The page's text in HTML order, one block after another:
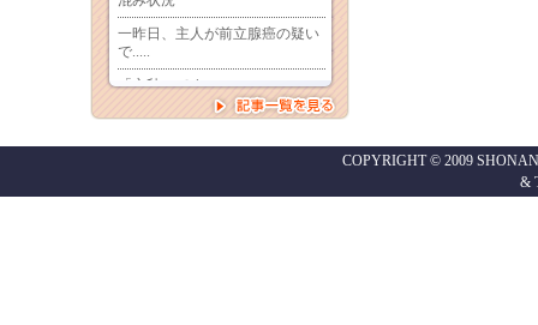
COPYRIGHT © 2009
&